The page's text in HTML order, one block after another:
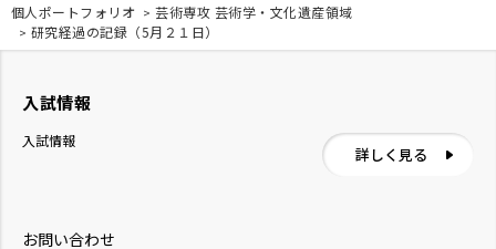
個人ポートフォリオ
芸術専攻 芸術学・文化遺産領域
研究経過の記録（5月２１日）
お問い合わせ
入試情報
入試情報
詳しく見る